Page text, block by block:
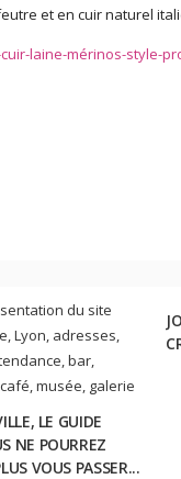
et en cuir naturel
LE GUIDE
NE POURREZ
VOUS PASSER...